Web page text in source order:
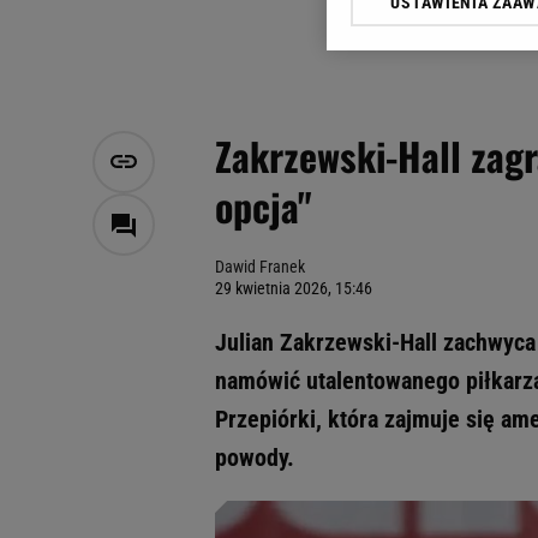
Zakrzewski-Hall
opcja"
Dawid Franek
29 kwietnia 2026, 15:46
Julian Zakrzewski-Hall
namówić utalentowanego
Przepiórki, która zajmuje się
powody.
Klikając „Akceptuję”
Zaufanych Partnerów i
My, nasi Zaufani
Użycie dokładnych